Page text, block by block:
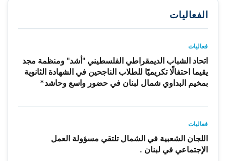
الفعاليات
فعاليات
اتحاد الشباب الديمقراطي الفلسطيني "أشد" ومنظمة مجد
يقيما احتفالًا تكريميًا للطلاب الناجحين في الشهادة الثانوية
بمخيم البداوي شمال لبنان في حضور واسع وحاشد*
فعاليات
اللجان الشعبية في الشمال تلتقي مسؤولة العمل
الإجتماعي في لبنان .